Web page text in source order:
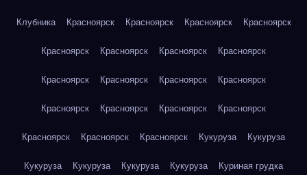
Клубника Красноярск Красноярск Красноярск Красноярск
Красноярск Красноярск Красноярск Красноярск
Красноярск Красноярск Красноярск Красноярск
Красноярск Красноярск Красноярск Красноярск
Красноярск Красноярск Красноярск Кукуруза Кукуруза
Кукуруза Кукуруза Кукуруза Кукуруза Куриная грудка